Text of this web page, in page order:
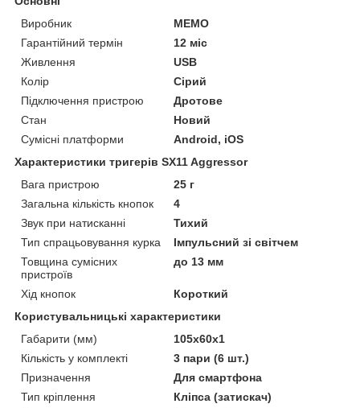
Виробник
MEMO
Гарантійний термін
12 міс
Живлення
USB
Колір
Сірий
Підключення пристрою
Дротове
Стан
Новий
Сумісні платформи
Android, iOS
Характеристики тригерів SX11 Aggressor
Вага пристрою
25 г
Загальна кількість кнопок
4
Звук при натисканні
Тихий
Тип спрацьовування курка
Імпульсний зі світчем
Товщина сумісних
пристроїв
до 13 мм
Хід кнопок
Короткий
Користувальницькі характеристики
Габарити (мм)
105х60х1
Кількість у комплекті
3 пари (6 шт.)
Призначення
Для смартфона
Тип кріплення
Кліпса (затискач)